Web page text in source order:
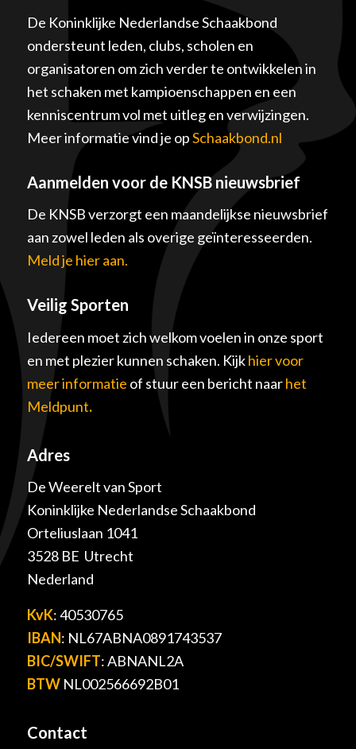
De Koninklijke Nederlandse Schaakbond
ondersteunt leden, clubs, scholen en
organisatoren om zich verder te ontwikkelen in
het schaken met kampioenschappen en een
kenniscentrum vol met uitleg en verwijzingen.
Meer informatie vind je opSchaakbond.nl
Aanmelden voor de KNSB nieuwsbrief
De KNSB verzorgt een maandelijkse nieuwsbrief
aan zowel leden als overige geïnteresseerden.
Meld je hier aan.
Veilig Sporten
Iedereen moet zich welkom voelen in onze sport
en met plezier kunnen schaken. Kijkhier voor
meer informatie of stuur een bericht naarhet
Meldpunt.
Adres
De Weerelt van Sport
Koninklijke Nederlandse Schaakbond
Orteliuslaan 1041
3528 BE Utrecht
Nederland
KvK: 40530765
IBAN: NL67ABNA0891743537
BIC/SWIFT: ABNANL2A
BTWNL002566692B01
Contact